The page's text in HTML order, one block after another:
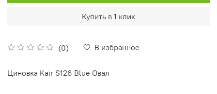
(0) В избранное
Купить в 1 клик
Циновка Kair S126 Blue Овал